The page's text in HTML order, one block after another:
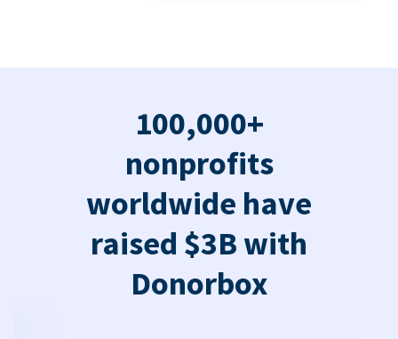
100,000+
nonprofits
worldwide have
raised $3B with
Donorbox